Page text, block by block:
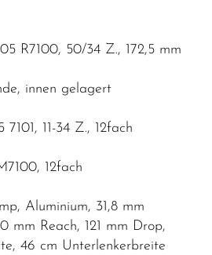
R7100, 50/34 Z., 172,5 mm
innen gelagert
11-34 Z., 12fach
12fach
Aluminium, 31,8 mm
mm Reach, 121 mm Drop,
46 cm Unterlenkerbreite